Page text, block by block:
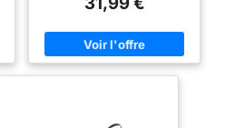
double couche, coupe de
pièce pour DJI mini 4K/mini 2
se et accessoires pour une
protection complète. Protection